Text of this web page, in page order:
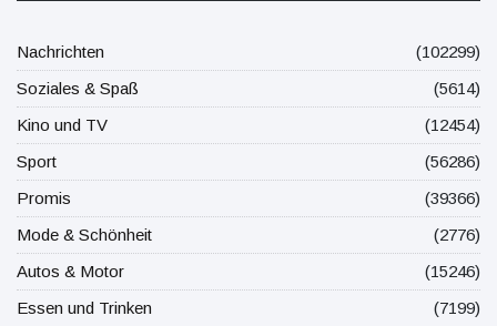
Nachrichten
(102299)
Soziales & Spaß
(5614)
Kino und TV
(12454)
Sport
(56286)
Promis
(39366)
Mode & Schönheit
(2776)
Autos & Motor
(15246)
Essen und Trinken
(7199)